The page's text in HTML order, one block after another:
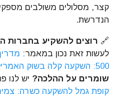
קצר, מסלולים משולבים
הנדרשת.
🔗 רוצים להשקיע בחברות
לעשות זאת נכון במאמר:
500: השקעה קלה בשוק האמריקאי
שומרים על ההלכה? יש לנו
קופת גמל להשקעה כשרה: